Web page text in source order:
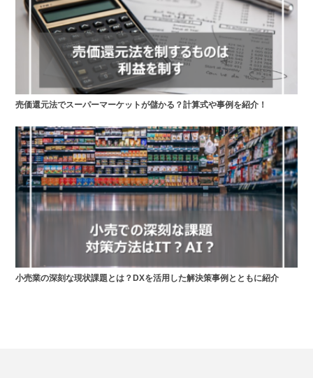
売価還元法でスーパーマーケットが儲かる？計算式や事例を紹介！
小売業の深刻な現状課題とは？DXを活用した解決策事例とともに紹介